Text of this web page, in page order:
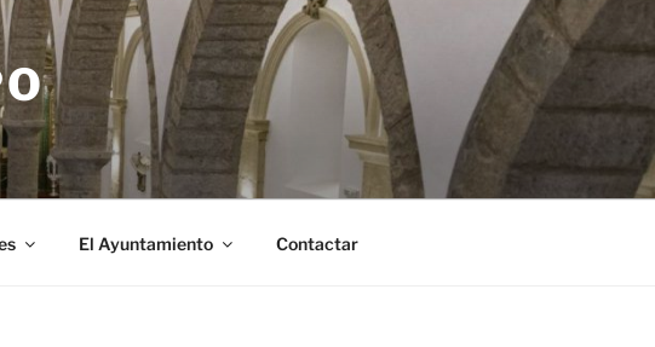
El Ayuntamiento Contactar